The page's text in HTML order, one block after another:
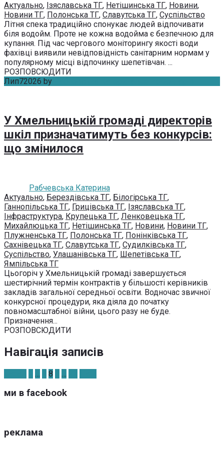
Актуально, Ізяславська ТГ, Нетішинська ТГ, Новини,
Новини ТГ, Полонська ТГ, Славутська ТГ, Суспільство
Літня спека традиційно спонукає людей відпочивати
біля водойм. Проте не кожна водойма є безпечною для
купання. Під час чергового моніторингу якості води
фахівці виявили невідповідність санітарним нормам у
популярному місці відпочинку шепетівчан. ...
РОЗПОВСЮДИТИ
Лип72026 by
У Хмельницькій громаді директорів
шкіл призначатимуть без конкурсів:
що змінилося
Рабчевська Катерина
Актуально, Берездівська ТГ, Білогірська ТГ,
Ганнопільська ТГ, Грицівська ТГ, Ізяславська ТГ,
Інфраструктура, Крупецька ТГ, Ленковецька ТГ,
Михайлюцька ТГ, Нетішинська ТГ, Новини, Новини ТГ,
Плужненська ТГ, Полонська ТГ, Понінківська ТГ,
Сахнівецька ТГ, Славутська ТГ, Судилківська ТГ,
Суспільство, Улашанівська ТГ, Шепетівська ТГ,
Ямпільська ТГ
Цьогоріч у Хмельницькій громаді завершується
шестирічний термін контрактів у більшості керівників
закладів загальної середньої освіти. Водночас звичної
конкурсної процедури, яка діяла до початку
повномасштабної війни, цього разу не буде.
Призначення...
РОЗПОВСЮДИТИ
Навігація записів
8
ми в facebook
реклама